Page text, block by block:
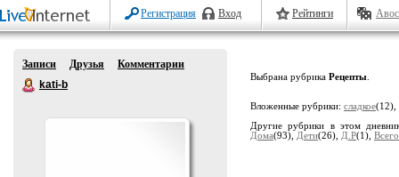
Регистрация Вход Рейтинги
Записи Друзья
Комментарии
kati-b
Выбрана рубрика Рецепты
Вложенные рубрики: сладкое(12),
Другие рубрики в этом
Дома(93), Дети(26), Д.Р(1),